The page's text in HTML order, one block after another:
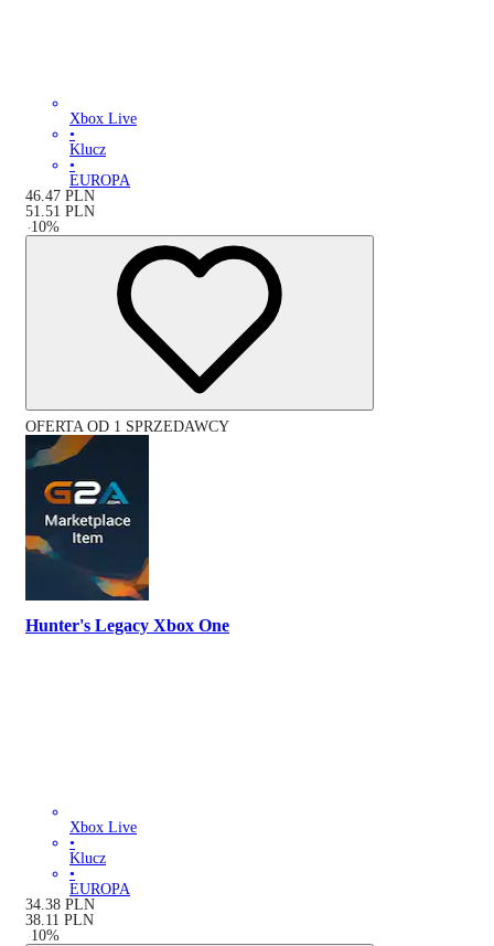
Xbox Live
•
Klucz
•
EUROPA
46.47 PLN
51.51 PLN
-10%
OFERTA OD 1 SPRZEDAWCY
Hunter's Legacy Xbox One
Xbox Live
•
Klucz
•
EUROPA
34.38 PLN
38.11 PLN
-10%